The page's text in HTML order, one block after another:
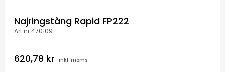
Najringstång Rapid FP222
Art.nr 470109
620,78 kr inkl. moms